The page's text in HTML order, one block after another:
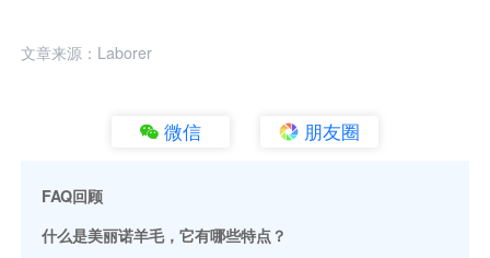
文章来源：Laborer
微信 朋友圈
FAQ回顾
什么是美丽诺羊毛，它有哪些特点？